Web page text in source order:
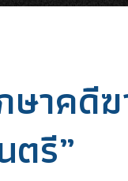
าคดีฆ
รี”